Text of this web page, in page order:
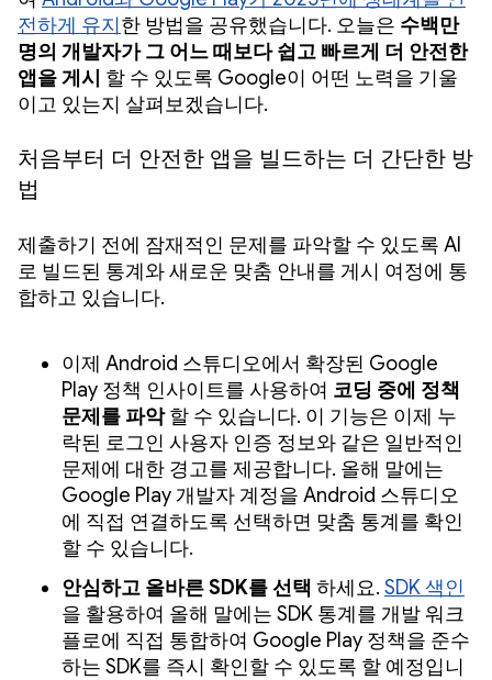
전하게 유지한 방법을 공유했습니다. 오늘은 수백만
명의 개발자가 그 어느 때보다 쉽고 빠르게 더 안전한
앱을 게시 할 수 있도록 Google이 어떤 노력을 기울
이고 있는지 살펴보겠습니다.
처음부터 더 안전한 앱을 빌드하는 더 간단한 방
법
제출하기 전에 잠재적인 문제를 파악할 수 있도록 AI
로 빌드된 통계와 새로운 맞춤 안내를 게시 여정에 통
합하고 있습니다.
이제 Android 스튜디오에서 확장된 Google
Play 정책 인사이트를 사용하여 코딩 중에 정책
문제를 파악할 수 있습니다. 이 기능은 이제 누
락된 로그인 사용자 인증 정보와 같은 일반적인
문제에 대한 경고를 제공합니다. 올해 말에는
Google Play 개발자 계정을 Android 스튜디오
에 직접 연결하도록 선택하면 맞춤 통계를 확인
할 수 있습니다.
안심하고 올바른 SDK를 선택 하세요. SDK 색인
을 활용하여 올해 말에는 SDK 통계를 개발 워크
플로에 직접 통합하여 Google Play 정책을 준수
하는 SDK를 즉시 확인할 수 있도록 할 예정입니